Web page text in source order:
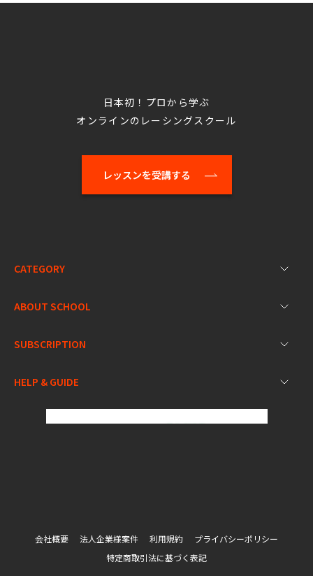
日本初！プロから学ぶ
オンラインのレーシングスクール
レッスンを受講する
CATEGORY
ABOUT SCHOOL
SUBSCRIPTION
HELP & GUIDE
会社概要 法人企業様案件 利用規約
プライバシーポリシー
特定商取引法に基づく表記